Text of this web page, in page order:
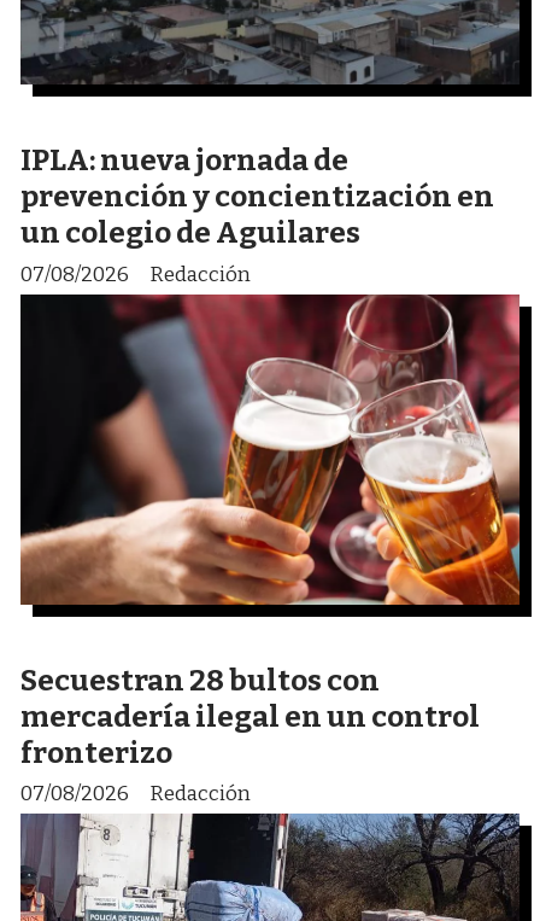
IPLA: nueva jornada de
prevención y concientización en
un colegio de Aguilares
Redacción
07/08/2026
Secuestran 28 bultos con
mercadería ilegal en un control
fronterizo
Redacción
07/08/2026